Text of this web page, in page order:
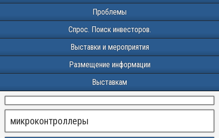
Проблемы
Спрос. Поиск инвесторов.
Выставки и мероприятия
Размещение информации
Выставкам
микроконтроллеры